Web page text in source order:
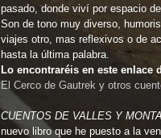
pasado, donde viví por espacio
Son de tono muy diverso,
viajes otro, mas reflexivos o de
hasta la última palabra.
Lo encontraréis en este enlace
El Cerco de Gautrek y otros
CUENTOS DE VALLES Y
nuevo libro que he puesto a la